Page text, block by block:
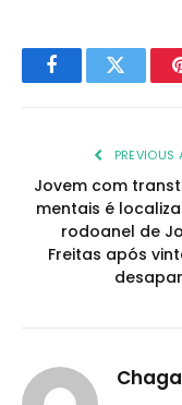
FacebookTwitter
PREVIOUS
Jovem com
mentais é
rodoanel de
Freitas após